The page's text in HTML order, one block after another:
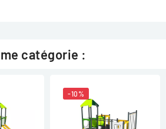
catégorie :
-10%